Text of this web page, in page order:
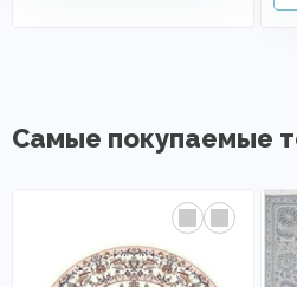
Самые покупаемые